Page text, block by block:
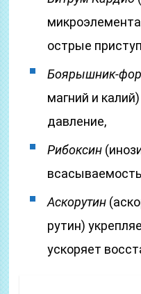
острые
Боярышник-
магний и
давление,
Рибоксин
Аскорутин
рутин)
ускоряет